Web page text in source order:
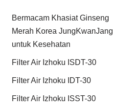
Bermacam Khasiat Ginseng
Merah Korea JungKwanJang
untuk Kesehatan
Filter Air Izhoku ISDT-30
Filter Air Izhoku IDT-30
Filter Air Izhoku ISST-30